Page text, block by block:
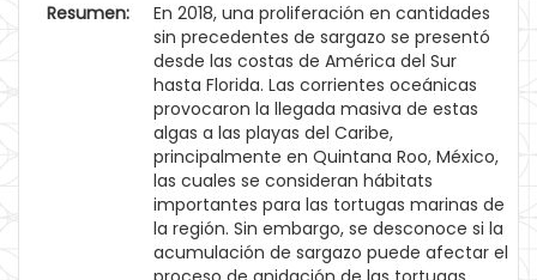
Resumen:
En 2018, una proliferación en cantidades
sin precedentes de sargazo se presentó
desde las costas de América del Sur
hasta Florida. Las corrientes oceánicas
provocaron la llegada masiva de estas
algas a las playas del Caribe,
principalmente en Quintana Roo, México,
las cuales se consideran hábitats
importantes para las tortugas marinas de
la región. Sin embargo, se desconoce si la
acumulación de sargazo puede afectar el